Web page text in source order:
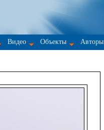
Видео Объекты Авторы